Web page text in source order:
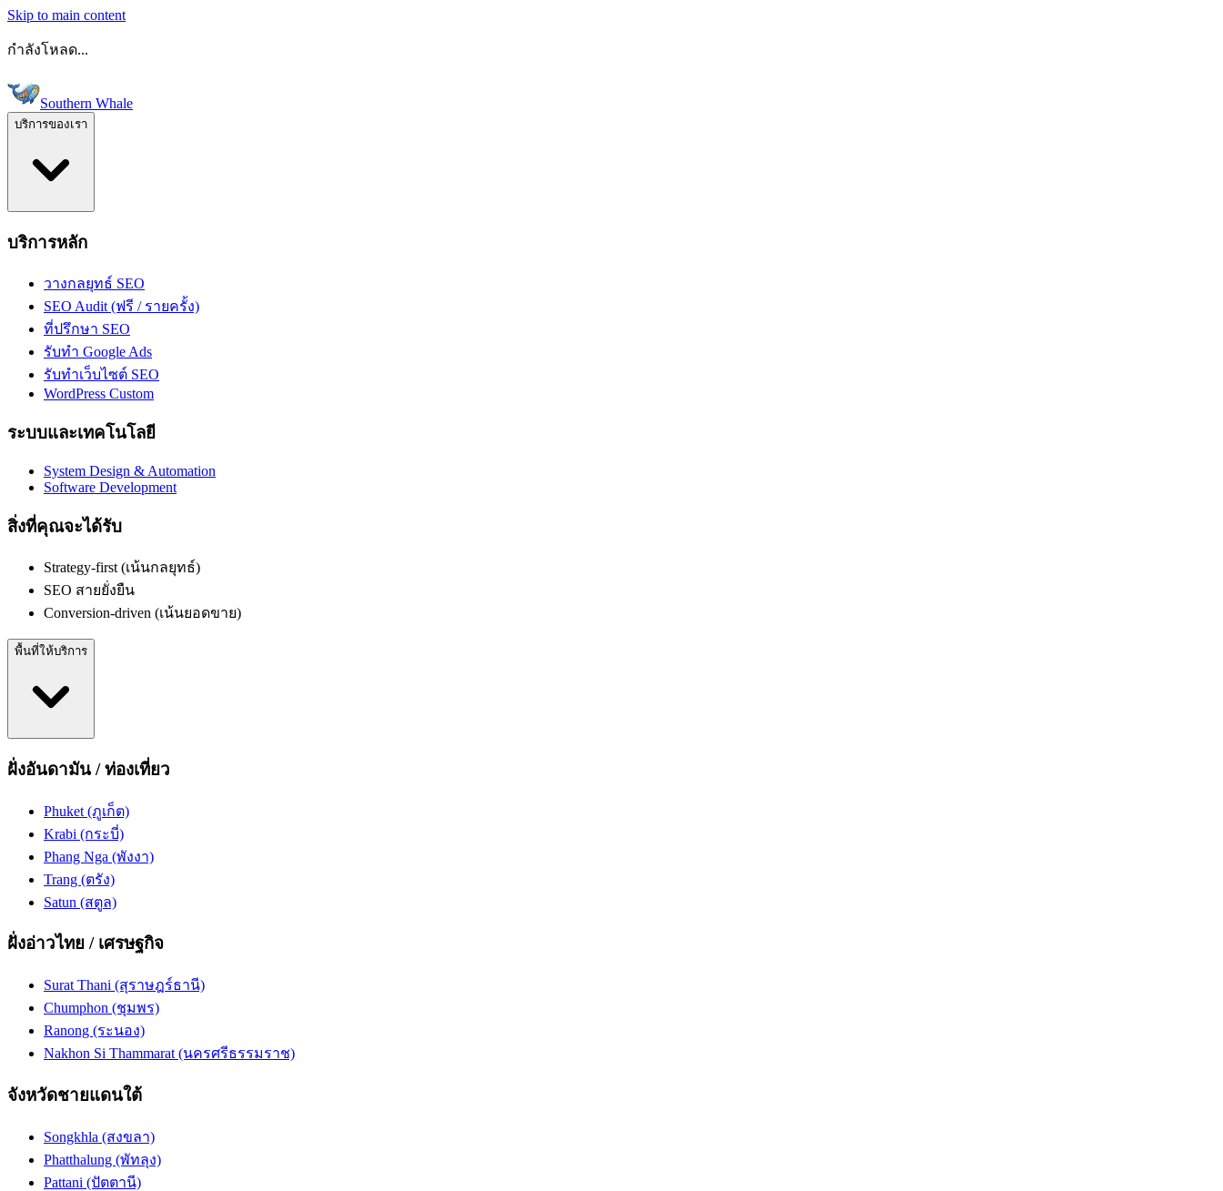
Skip to main content
กำลังโหลด...
Southern Whale
บริการของเรา
บริการหลัก
วางกลยุทธ์ SEO
SEO Audit (ฟรี / รายครั้ง)
ที่ปรึกษา SEO
รับทำ Google Ads
รับทำเว็บไซต์ SEO
WordPress Custom
ระบบและเทคโนโลยี
System Design & Automation
Software Development
สิ่งที่คุณจะได้รับ
Strategy-first (เน้นกลยุทธ์)
SEO สายยั่งยืน
Conversion-driven (เน้นยอดขาย)
พื้นที่ให้บริการ
ฝั่งอันดามัน / ท่องเที่ยว
Phuket (ภูเก็ต)
Krabi (กระบี่)
Phang Nga (พังงา)
Trang (ตรัง)
Satun (สตูล)
ฝั่งอ่าวไทย / เศรษฐกิจ
Surat Thani (สุราษฎร์ธานี)
Chumphon (ชุมพร)
Ranong (ระนอง)
Nakhon Si Thammarat (นครศรีธรรมราช)
จังหวัดชายแดนใต้
Songkhla (สงขลา)
Phatthalung (พัทลุง)
Pattani (ปัตตานี)